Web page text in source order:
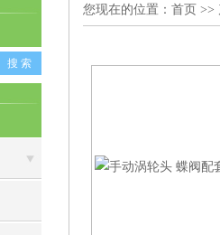
您现在的位置： 首页 >>